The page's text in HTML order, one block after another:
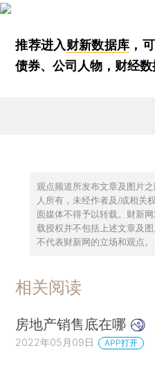
推荐进入财新数据库 ，
债券、公司人物，财经数
观点频道所发布文章及图片
人所有，未经作者及/或相关
面媒体不得予以转载。财新
载授权并不包括上述文章及
不代表财新网的立场和观点。
相关阅读
房地产销售底在哪
2022年05月09日 APP打开